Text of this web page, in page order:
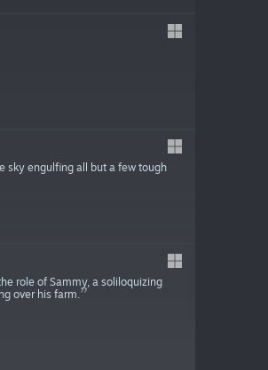
sky engulfing all but a few tough
role of Sammy, a soliloquizing
over his farm.